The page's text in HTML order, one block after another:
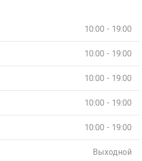
10:00 - 19:00
10:00 - 19:00
10:00 - 19:00
10:00 - 19:00
10:00 - 19:00
Выходной